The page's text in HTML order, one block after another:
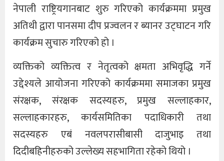
नेपाली राष्ट्रियगानबाट शुरु गरिएको कार्यक्रममा प्रमुख
अतिथी द्वारा पानसमा दीप प्रज्वलन र ब्यानर उट्घाटन गरि
कार्यक्रम सुचारु गरिएको हो ।
व्यक्तिको व्यक्तित्व र नेतृत्वको क्षमता अभिवृद्धि गर्ने
उद्देश्यले आयोजना गरिएको कार्यक्रममा समाजका प्रमुख
संरक्षक, संरक्षक सदस्यहरु, प्रमुख सल्लाहकार,
सल्लाहकारहरु, कार्यसमितिका पदाधिकारी तथा
सदस्यहरु एबं नवलपरासीबासी दाजुभाइ तथा
दिदीबहिनीहरुको उल्लेख्य सहभागिता रहेको थियो ।